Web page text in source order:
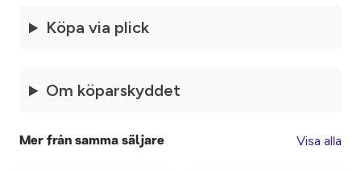
Köpa via plick
Om köparskyddet
Mer från samma säljare Visa alla